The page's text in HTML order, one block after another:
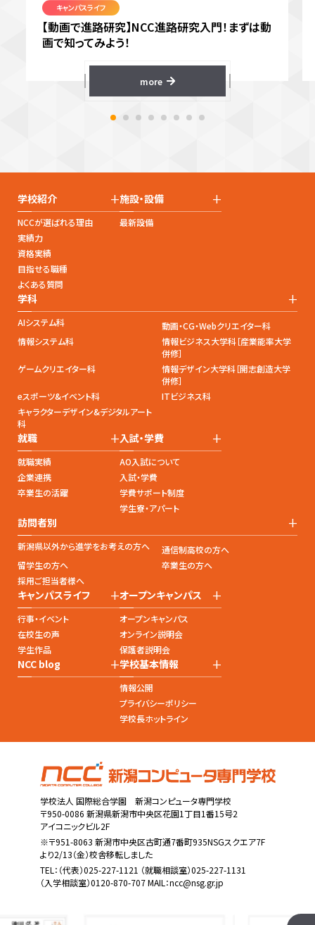
キャンパスライフ
【動画で進路研究】NCC進路研究入門！まずは動
画で知ってみよう！
more
学校紹介 +
NCCが選ばれる理由
実績力
資格実績
目指せる職種
よくある質問
施設・設備 +
最新設備
学科 +
AIシステム科
動画・CG・Webクリエイター科
情報システム科
情報ビジネス大学科［産業能率大学
併修］
ゲームクリエイター科
情報デザイン大学科［開志創造大学
併修］
eスポーツ&イベント科
ITビジネス科
キャラクターデザイン&デジタルアート
科
就職 +
就職実績
企業連携
卒業生の活躍
入試・学費 +
AO入試について
入試・学費
学費サポート制度
学生寮・アパート
訪問者別 +
新潟県以外から進学をお考えの方へ
通信制高校の方へ
留学生の方へ
卒業生の方へ
採用ご担当者様へ
キャンパスライフ +
行事・イベント
在校生の声
学生作品
オープンキャンパス +
オープンキャンパス
オンライン説明会
保護者説明会
NCC blog +学校基本情報 +
情報公開
プライバシーポリシー
学校長ホットライン
学校法人 国際総合学園 新潟コンピュータ専門学校
〒950-0086 新潟県新潟市中央区花園1丁目1番15号2
アイコニックビル2F
※〒951-8063 新潟市中央区古町通7番町935NSGスクエア7F
より2/13（金）校舎移転しました
TEL： （代表）025-227-1121 （就職相談室）025-227-1131
（入学相談室）0120-870-707 MAIL：ncc@nsg.gr.jp